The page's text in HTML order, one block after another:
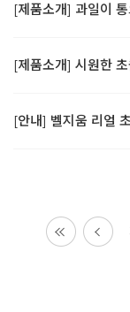
[안내] 벨지움 리얼